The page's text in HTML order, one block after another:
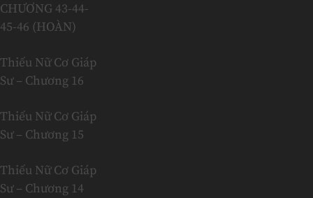
CHƯƠNG 43-44-
45-46 (HOÀN)
Thiếu Nữ Cơ Giáp
Sư – Chương 16
Thiếu Nữ Cơ Giáp
Sư – Chương 15
Thiếu Nữ Cơ Giáp
Sư – Chương 14